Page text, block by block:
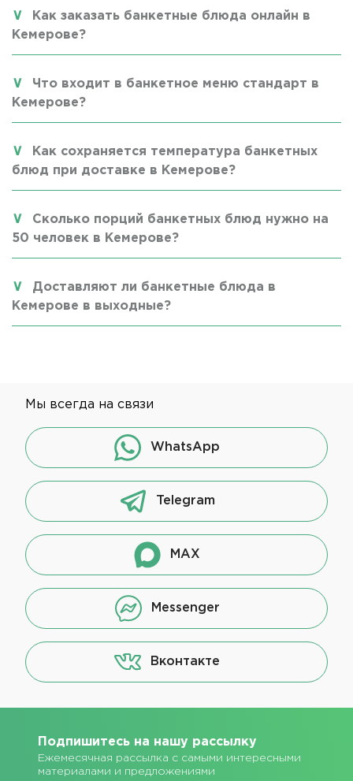
Как заказать банкетные блюда онлайн в
Кемерове?
Что входит в банкетное меню стандарт в
Кемерове?
Как сохраняется температура банкетных
блюд при доставке в Кемерове?
Сколько порций банкетных блюд нужно на
50 человек в Кемерове?
Доставляют ли банкетные блюда в
Кемерове в выходные?
Мы всегда на связи
WhatsApp
Telegram
MAX
Messenger
Вконтакте
Подпишитесь на нашу рассылку
Ежемесячная рассылка с самыми интересными
материалами и предложениями